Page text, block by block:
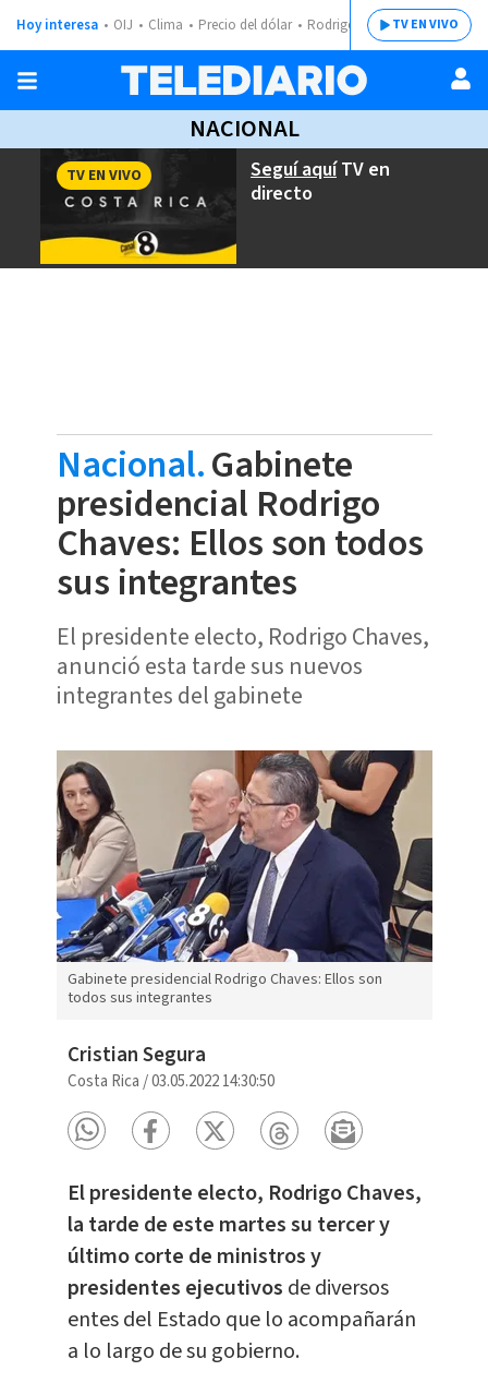
Hoy interesa OIJ Clima Precio del dólar Rodrigo ChavesTV EN VIVO
NACIONAL
Seguí aquíTV en
directo
TV EN VIVO
Nacional.Gabinete
presidencial Rodrigo
Chaves: Ellos son todos
sus integrantes
El presidente electo, Rodrigo Chaves,
anunció esta tarde sus nuevos
integrantes del gabinete
Gabinete presidencial Rodrigo Chaves: Ellos son
todos sus integrantes
Cristian Segura
Costa Rica /03.05.2022 14:30:50
El presidente electo, Rodrigo Chaves,
la tarde de este martes su tercer y
último corte de ministros y
presidentes ejecutivos de diversos
entes del Estado que lo acompañarán
a lo largo de su gobierno.